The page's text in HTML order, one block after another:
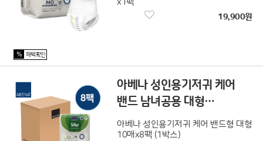
x1팩
19,900원
% 혜택확인
아베나 성인용기저귀 케어
밴드 남녀공용 대형
10매x8팩 (1박스)
아베나 성인용기저귀 케어 밴드형 대형
10매x8팩 (1박스)